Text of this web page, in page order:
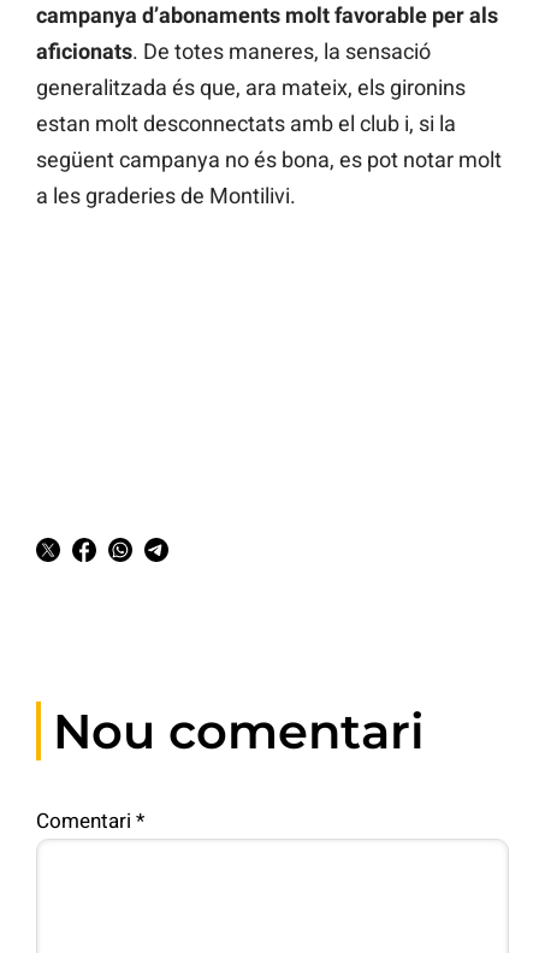
campanya d’abonaments molt favorable per als
aficionats. De totes maneres, la sensació
generalitzada és que, ara mateix, els gironins
estan molt desconnectats amb el club i, si la
següent campanya no és bona, es pot notar molt
a les graderies de Montilivi.
Nou comentari
Comentari *